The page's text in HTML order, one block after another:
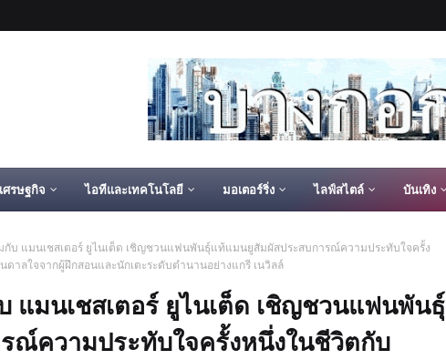
เศรษฐกิจ ไอทีและเทคโนโลยี มอเตอร์ริ่ง ไลฟ์สไตล์ บันเทิง
กับ แมนเชสเตอร์ ยูไนเต็ด เชิญชวนแฟนพันธุ์แท้แมนยูสัมผัสประสบการณ์ความประทับใจครั้ง
ดาลใจจากผู้ฝึกสอนและนักเตะระดับตำนานอย่างแกรี เนวิลล์
แมนเชสเตอร์ ยูไนเต็ด เชิญชวนแฟนพันธุ์
ณ์ความประทับใจครั้งหนึ่งในชีวิตกับ